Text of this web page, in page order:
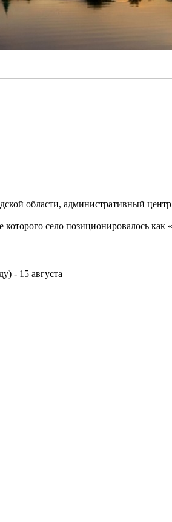
области, административный центр
село позиционировалось как
- 15 августа